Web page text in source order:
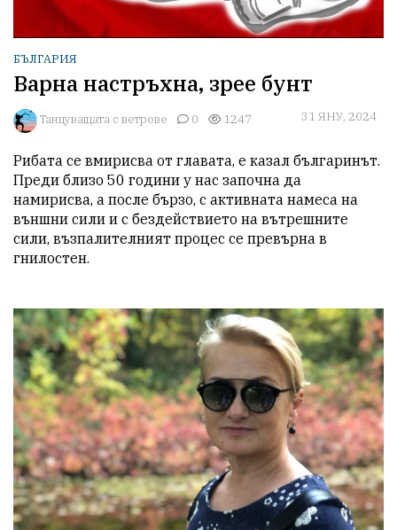
БЪЛГАРИЯ
Варна настръхна, зрее бунт
Танцуващата с ветрове 0 1247 31 ЯНУ, 2024
Рибата се вмирисва от главата, е казал българинът.
Преди близо 50 години у нас започна да
намирисва, а после бързо, с активната намеса на
външни сили и с бездействието на вътрешните
сили, възпалителният процес се превърна в
гнилостен.